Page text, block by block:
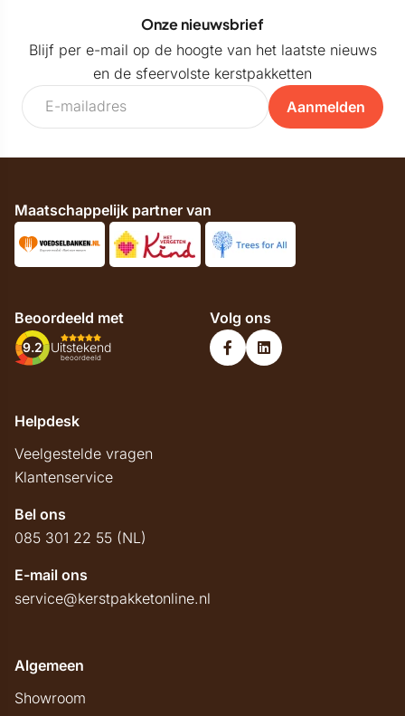
Onze nieuwsbrief
Blijf per e-mail op de hoogte van het laatste nieuws
en de sfeervolste kerstpakketten
Aanmelden
Maatschappelijk partner van
Beoordeeld met
9.2 Uitstekend
beoordeeld
Volg ons
Helpdesk
Veelgestelde vragen
Klantenservice
Bel ons
085 301 22 55 (NL)
E-mail ons
service@kerstpakketonline.nl
Algemeen
Showroom